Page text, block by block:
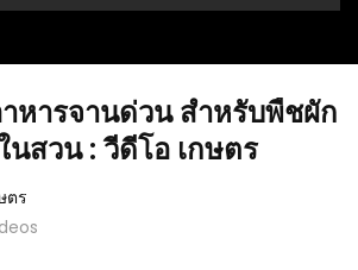
3 ขั้นตอน วิธีซ่อมก๊อกน้ำไหลไม่
หารจานด่วน สำหรับพืชผัก
นสวน : วีดีโอ เกษตร
ตร